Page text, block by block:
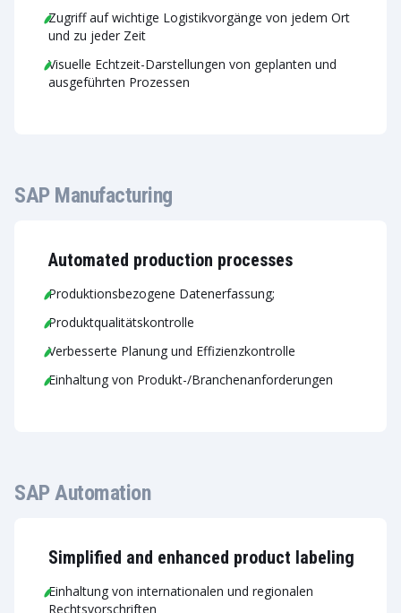
Zugriff auf wichtige Logistikvorgänge von jedem Ort
und zu jeder Zeit
Visuelle Echtzeit-Darstellungen von geplanten und
ausgeführten Prozessen
SAP Manufacturing
Automated production processes
Produktionsbezogene Datenerfassung;
Produktqualitätskontrolle
Verbesserte Planung und Effizienzkontrolle
Einhaltung von Produkt-/Branchenanforderungen
SAP Automation
Simplified and enhanced product labeling
Einhaltung von internationalen und regionalen
Rechtsvorschriften